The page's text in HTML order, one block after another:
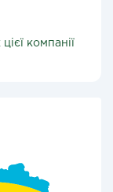
компанії